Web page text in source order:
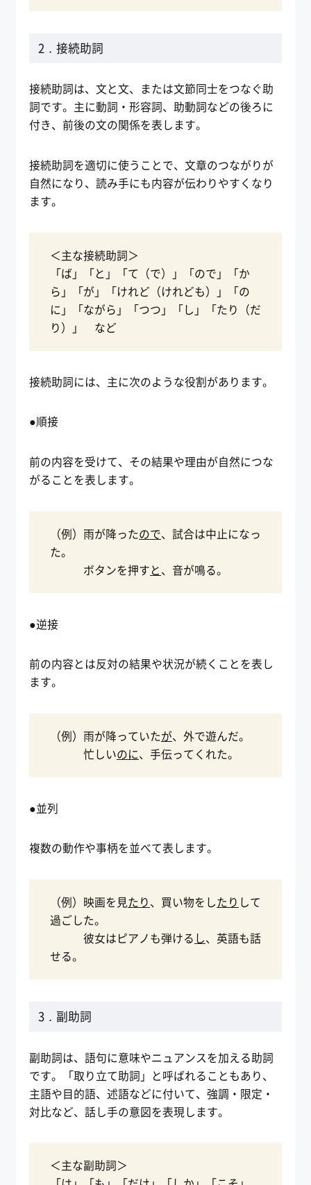
2．接続助詞
接続助詞は、文と文、または文節同士をつなぐ助
詞です。主に動詞・形容詞、助動詞などの後ろに
付き、前後の文の関係を表します。
接続助詞を適切に使うことで、文章のつながりが
自然になり、読み手にも内容が伝わりやすくなり
ます。
＜主な接続助詞＞
「ば」「と」「て（で）」「ので」「か
ら」「が」「けれど（けれども）」「の
に」「ながら」「つつ」「し」「たり（だ
り）」 など
接続助詞には、主に次のような役割があります。
●順接
前の内容を受けて、その結果や理由が自然につな
がることを表します。
（例）雨が降ったので、試合は中止になっ
た。
ボタンを押すと、音が鳴る。
●逆接
前の内容とは反対の結果や状況が続くことを表し
ます。
（例）雨が降っていたが、外で遊んだ。
忙しいのに、手伝ってくれた。
●並列
複数の動作や事柄を並べて表します。
（例）映画を見たり、買い物をしたり して
過ごした。
彼女はピアノも弾ける し、英語も話
せる。
3．副助詞
副助詞は、語句に意味やニュアンスを加える助詞
です。「取り立て助詞」と呼ばれることもあり、
主語や目的語、述語などに付いて、強調・限定・
対比など、話し手の意図を表現します。
＜主な副助詞＞